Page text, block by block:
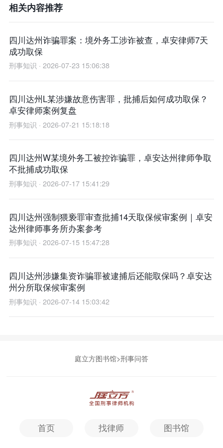
相关内容推荐
四川达州诈骗罪案：境外务工涉诈被查，卓安律师7天
成功取保
刑事知识 · 2026-07-23 15:06:38
四川达州L某涉嫌故意伤害罪，批捕后如何成功取保？
卓安律师案例复盘
刑事知识 · 2026-07-21 15:18:18
四川达州W某境外务工被控诈骗罪，卓安达州律师争取
不批捕成功取保
刑事知识 · 2026-07-17 15:41:29
四川达州强制猥亵罪审查批捕14天取保候审案例｜卓安
达州律师事务所办案参考
刑事知识 · 2026-07-15 15:47:28
四川达州涉嫌集资诈骗罪被逮捕后还能取保吗？卓安达
州分所取保候审案例
刑事知识 · 2026-07-14 15:03:42
庭立方图书馆>刑事问答
首页 找律师 图书馆